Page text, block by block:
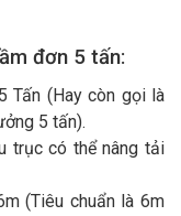
đơn 5 tấn:
Tấn (Hay còn gọi là
5 tấn).
trục có thể nâng tải
(Tiêu chuẩn là 6m